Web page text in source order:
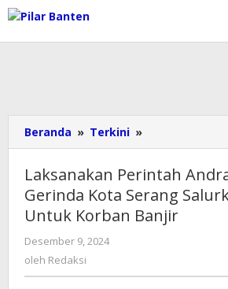
Lewati
ke
konten
Beranda » Terkini »
Perintah
Andra
Soni,
DPC
Gerinda
Bantuan
Laksanakan Perintah
Gerinda Kota Serang
Untuk Korban Banjir
Desember 9, 2024
oleh Redaksi